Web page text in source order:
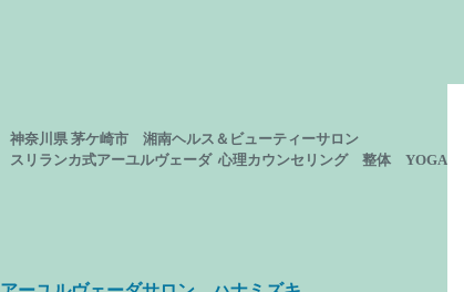
神奈川県 茅ケ崎市 湘南ヘルス＆ビューティーサロン
スリランカ式アーユルヴェーダ 心理カウンセリング 整体 YOGA